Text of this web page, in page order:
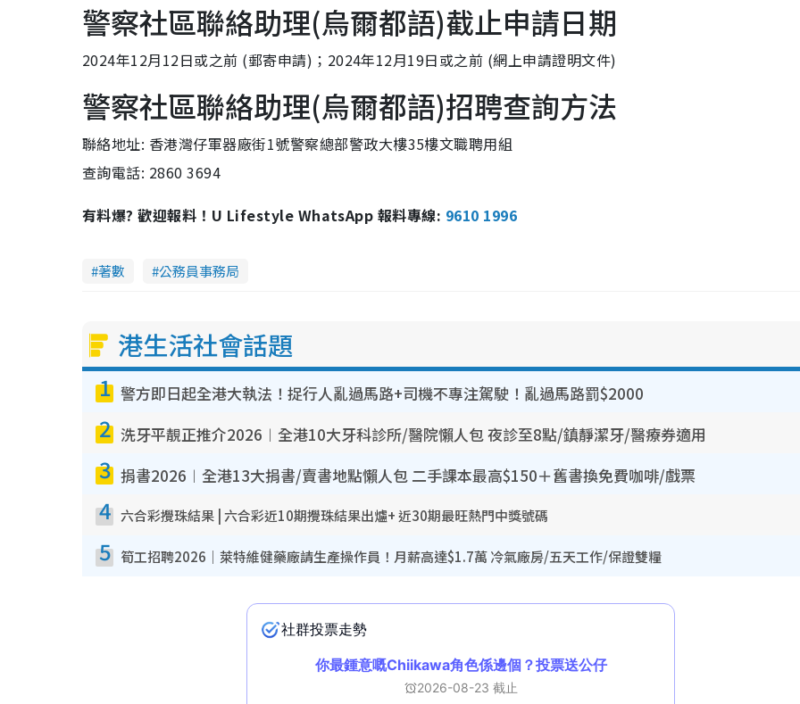
警察社區聯絡助理(烏爾都語)截止申請日期
2024年12月12日或之前 (郵寄申請)；2024年12月19日或之前 (網上申請證明文件)
警察社區聯絡助理(烏爾都語)招聘查詢方法
聯絡地址: 香港灣仔軍器廠街1號警察總部警政大樓35樓文職聘用組
查詢電話: 2860 3694
有料爆? 歡迎報料！U Lifestyle WhatsApp 報料專線: 9610 1996
著數 公務員事務局
港生活社會話題
1 警方即日起全港大執法！捉行人亂過馬路+司機不專注駕駛！亂過馬路罰$2000
2 洗牙平靚正推介2026︱全港10大牙科診所/醫院懶人包 夜診至8點/鎮靜潔牙/醫療券適用
3 捐書2026︱全港13大捐書/賣書地點懶人包 二手課本最高$150＋舊書換免費咖啡/戲票
4 六合彩攪珠結果 | 六合彩近10期攪珠結果出爐+ 近30期最旺熱門中獎號碼
5 筍工招聘2026｜萊特維健藥廠請生產操作員！月薪高達$1.7萬 冷氣廠房/五天工作/保證雙糧